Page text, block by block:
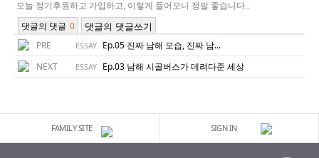
PRE ESSAY Ep.05 진짜 남해 모습, 진짜 남...
NEXT
ESSAY Ep.03 남해 시골버스가 데려다준 세상
FAMILY SITE SIGN IN